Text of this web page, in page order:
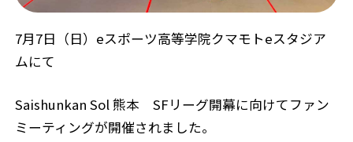
7月7日（日）eスポーツ高等学院クマモトeスタジア
ムにて
Saishunkan Sol 熊本 SFリーグ開幕に向けてファン
ミーティングが開催されました。